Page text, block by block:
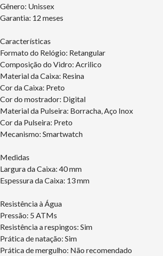
Gênero: Unissex
Garantia: 12 meses
Características
Formato do Relógio: Retangular
Composição do Vidro: Acrilico
Material da Caixa: Resina
Cor da Caixa: Preto
Cor do mostrador: Digital
Material da Pulseira: Borracha, Aço Inox
Cor da Pulseira: Preto
Mecanismo: Smartwatch
Medidas
Largura da Caixa: 40 mm
Espessura da Caixa: 13 mm
Resistência à Água
Pressão: 5 ATMs
Resistência a respingos: Sim
Prática de natação: Sim
Prática de mergulho: Não recomendado